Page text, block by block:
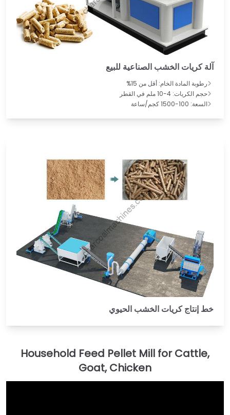
آلة كريات الخشب الصناعية للبيع
رطوبة المادة الخام: أقل من 15%
حجم الكريات: 4-10 ملم في القطر
السعة: 100-1500 كجم/ساعة
خط إنتاج كريات الخشب الحيوي